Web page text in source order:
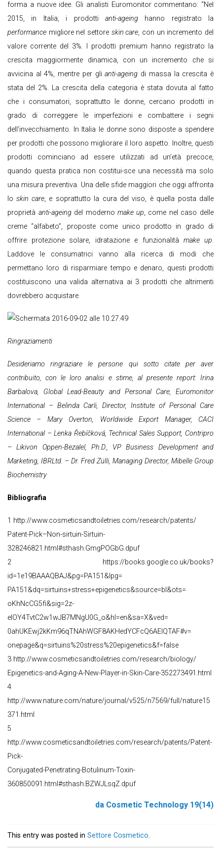
forma a nuove idee. Gli analisti Euromonitor commentano: “Nel
2015, in Italia, i prodotti anti-ageinghanno registrato la
performance migliore nel settore skin care, con un incremento del
valore corrente del 3%. I prodotti premium hanno registrato la
crescita maggiormente dinamica, con un incremento che si
avvicina al 4%, mentre per glianti-ageing di massa la crescita è
stata del 2%. La crescita della categoria è stata dovuta al fatto
che i consumatori, soprattutto le donne, cercano prodotti in
grado di correggere le imperfezioni e combattere i segni
dell’invecchiamento. In Italia le donne sono disposte a spendere
per prodotti che possono migliorare il loro aspetto. Inoltre, questi
prodotti cominciano ad essere utilizzati ad un’età precoce,
quando questa pratica non costitui-sce una necessità ma solo
una misura preventiva. Una delle sfide maggiori che oggi affronta
loskin care, e soprattutto la cura del viso, è quella posta dalle
proprietà anti-ageingdel modernomake up, come nel caso delle
creme “alfabeto”, proposte come unico prodotto in grado di
offrire protezione solare, idratazione e funzionalitàmake up.
Laddove le consumatrici vanno alla ricerca di modi che
permettano loro di risparmiare tempo e denaro, questi prodotti
costituiscono una valida alternativa ai 3 prodotti che altrimenti
dovrebbero acquistare.
Ringraziamenti
Desideriamo ringraziare le persone qui sotto citate per aver
contribuito, con le loro analisi e stime, al presente report: Irina
Barbalova, Global Lead-Beauty and Personal Care, Euromonitor
International – Belinda Carli, Director, Institute of Personal Care
Science – Mary Overton, Worldwide Export Manager, CACI
International –Lenka Řebíčková, Technical Sales Support, Contripro
–Likivon Oppen-Bezalel, Ph.D., VP Business Development and
Marketing, IBRLtd. – Dr. Fred Zülli, Managing Director, Mibelle Group
Biochemistry
Bibliografia
1 http://www.cosmeticsandtoiletries.com/research/patents/
Patent-Pick–Non-sirtuin-Sirtuin-
328246821.html#sthash.GmgPOGbG.dpuf
2 https://books.google.co.uk/books?
id=1e19BAAAQBAJ&pg=PA151&lpg=
PA151&dq=sirtuins+stress+epigenetics&source=bl&ots=
oKhNcCG5fi&sig=2z-
eIOY4TvtC2w1wJB7MNgU0G_o&hl=en&sa=X&ved=
0ahUKEwj2kKm96qTNAhWGF8AKHedYCFcQ6AEIQTAF#v=
onepage&q=sirtuins%20stress%20epigenetics&f=false
3 http://www.cosmeticsandtoiletries.com/research/biology/
Epigenetics-and-Aging-A-New-Player-in-Skin-Care-352273491.html
4
http://www.nature.com/nature/journal/v525/n7569/full/nature15
371.html
5
http://www.cosmeticsandtoiletries.com/research/patents/Patent-
Pick-
Conjugated-Penetrating-Botulinum-Toxin-
360850091.html#sthash.BZWJLsqZ.dpuf
da Cosmetic Technology 19(14)
This entry was posted in Settore Cosmetico.